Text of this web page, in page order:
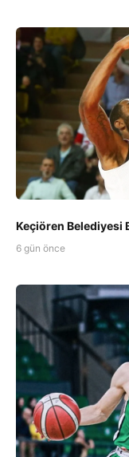
Keçiören Belediyesi
6 gün önce